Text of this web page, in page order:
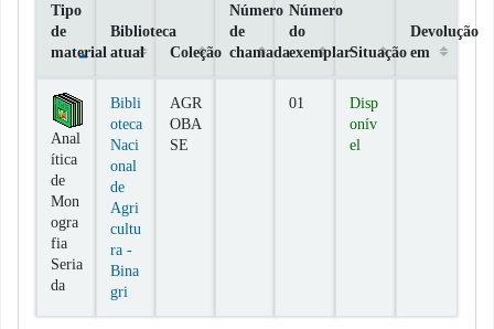
Exemplares
Tipo
de
material
Biblioteca
atual
Coleção
Número
de
chamada
Número
do
exemplarSituação
Devolução
em
Anal
ítica
de
Mon
ogra
fia
Seria
da
Bibli
oteca
Naci
onal
de
Agri
cultu
ra -
Bina
gri
AGR
OBA
SE
01
Disp
onív
el